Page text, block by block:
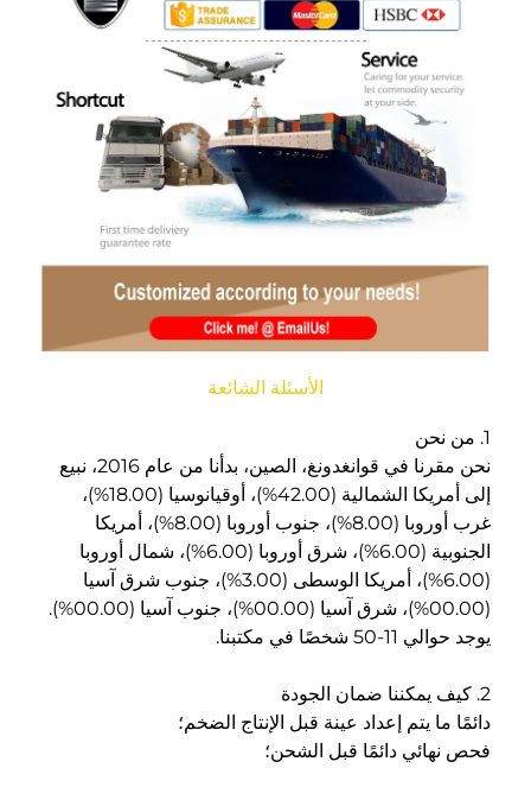
الأسئلة الشائعة
غرب أوروبا (8.00%)، جنوب أوروبا (8.00%)، أمريكا
الجنوبية (6.00%)، شرق أوروبا (6.00%)، شمال أوروبا
(6.00%)، أمريكا الوسطى (3.00%)، جنوب شرق آسيا
(00.00%)، شرق آسيا (00.00%)، جنوب آسيا (00.00%).
في مكتبنا.
يتم إعداد عينة قبل الإنتاج الضخم؛
دائمًا قبل الشحن؛